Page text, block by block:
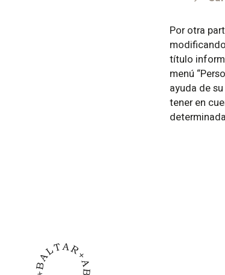
Por otra
título
menú
ayuda de
tener en